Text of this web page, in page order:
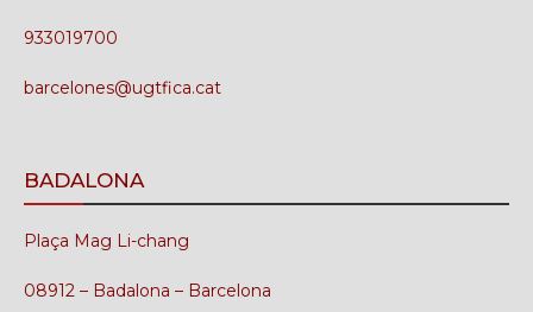
933019700
barcelones@ugtfica.cat
BADALONA
Plaça Mag Li-chang
08912 – Badalona – Barcelona